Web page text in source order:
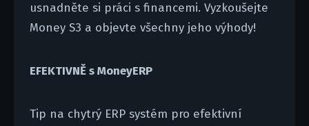
usnadněte si práci s financemi. Vyzkoušejte
Money S3 a objevte všechny jeho výhody!
EFEKTIVNĚ s MoneyERP
Tip na chytrý ERP systém pro efektivní